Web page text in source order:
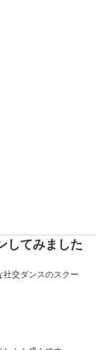
してみました
交ダンスのスクー